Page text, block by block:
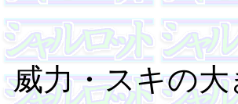
威力・スキの